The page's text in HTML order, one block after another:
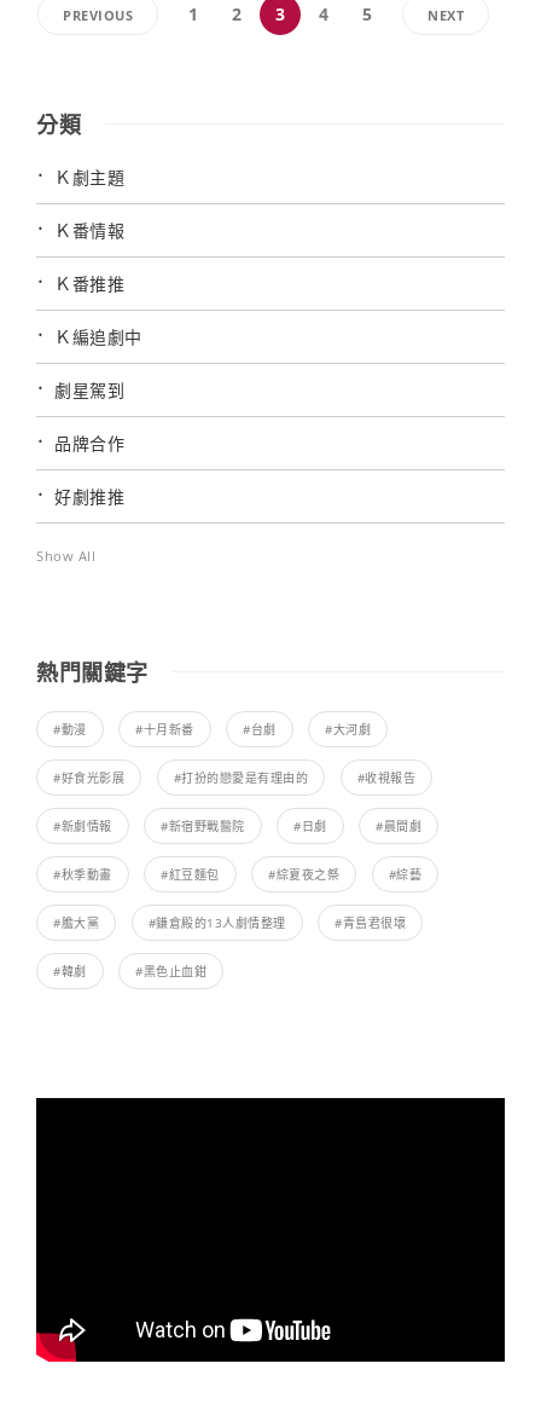
PREVIOUS 1 2 3 4 5 NEXT
分類
Ｋ劇主題
Ｋ番情報
Ｋ番推推
Ｋ編追劇中
劇星駕到
品牌合作
好劇推推
Show All
熱門關鍵字
#動漫 #十月新番 #台劇 #大河劇
#好食光影展 #打扮的戀愛是有理由的 #收視報告
#新劇情報 #新宿野戰醫院 #日劇 #晨間劇
#秋季動畫 #紅豆麵包 #綜夏夜之祭 #綜藝
#膽大黨 #鎌倉殿的13人劇情整理 #青島君很壞
#韓劇 #黑色止血鉗